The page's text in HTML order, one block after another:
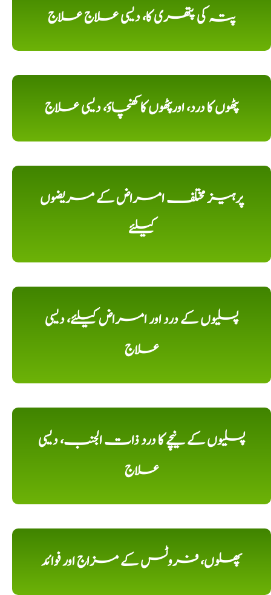
پتہ کی پتھری کا، دیسی علاج علاج
پٹھوں کا درد، اورپٹھوں کا کھنچاؤ، دیسی علاج
پرہیز مختلف امراض کے مریضوں
کیلئے
پسلیوں کے درد اور امراض کیلئے، دیسی
علاج
پسلیوں کے نیچے کا درد ذات الجنب، دیسی
علاج
پھلوں، فروٹس کے مزاج اور فوائد